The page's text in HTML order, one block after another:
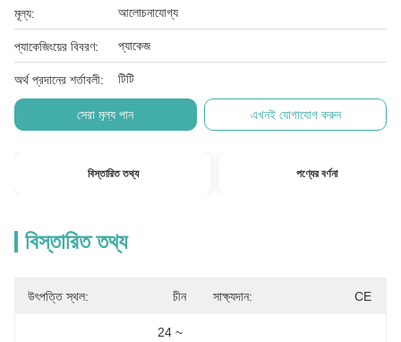
মূল্য: আলোচনাযোগ্য
প্যাকেজিংয়ের বিবরণ: প্যাকেজ
অর্থ প্রদানের শর্তাবলী: টিটি
সেরা মূল্য পান এখনই যোগাযোগ করুন
বিস্তারিত তথ্য পণ্যের বর্ণনা
বিস্তারিত তথ্য
উৎপত্তি স্থল: চীন সাক্ষ্যদান: CE
24 ~